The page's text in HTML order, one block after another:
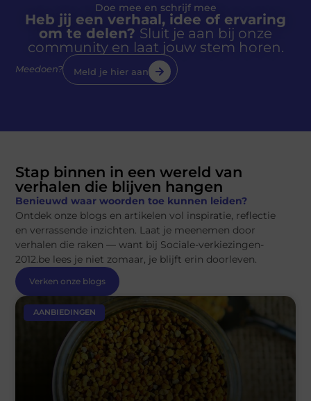
Doe mee en schrijf mee
Heb jij een verhaal, idee of ervaring
om te delen? Sluit je aan bij onze
community en laat jouw stem horen.
Meedoen? Meld je hier aan
Stap binnen in een wereld van
verhalen die blijven hangen
Benieuwd waar woorden toe kunnen leiden?
Ontdek onze blogs en artikelen vol inspiratie, reflectie
en verrassende inzichten. Laat je meenemen door
verhalen die raken — want bij Sociale-verkiezingen-
2012.be lees je niet zomaar, je blijft erin doorleven.
Verken onze blogs
AANBIEDINGEN